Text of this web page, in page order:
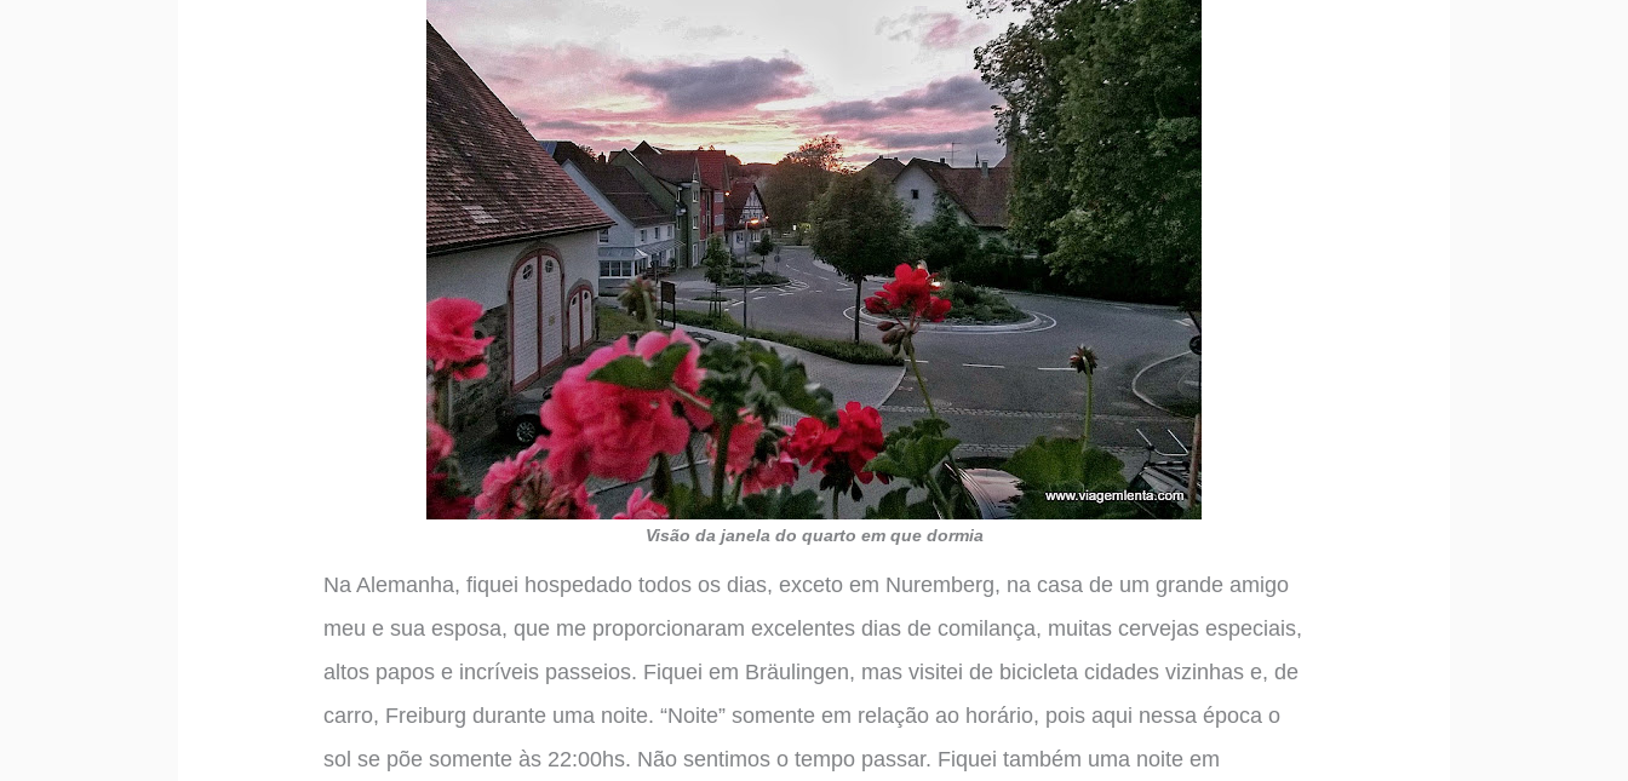
Visão da janela do quarto em que dormia
Na Alemanha, fiquei hospedado todos os dias, exceto em Nuremberg, na casa de um grande amigo
meu e sua esposa, que me proporcionaram excelentes dias de comilança, muitas cervejas especiais,
altos papos e incríveis passeios. Fiquei em Bräulingen, mas visitei de bicicleta cidades vizinhas e, de
carro, Freiburg durante uma noite. “Noite” somente em relação ao horário, pois aqui nessa época o
sol se põe somente às 22:00hs. Não sentimos o tempo passar. Fiquei também uma noite em